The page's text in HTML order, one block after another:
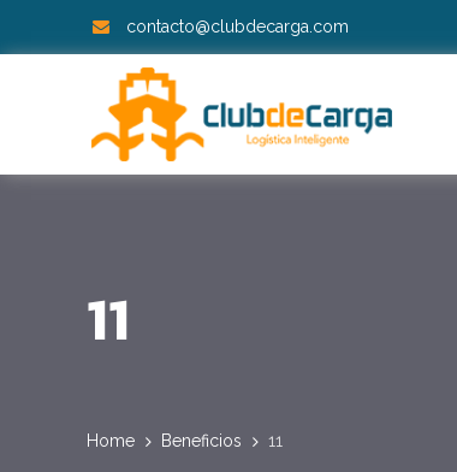
contacto@clubdecarga.com
11
Home Beneficios 11